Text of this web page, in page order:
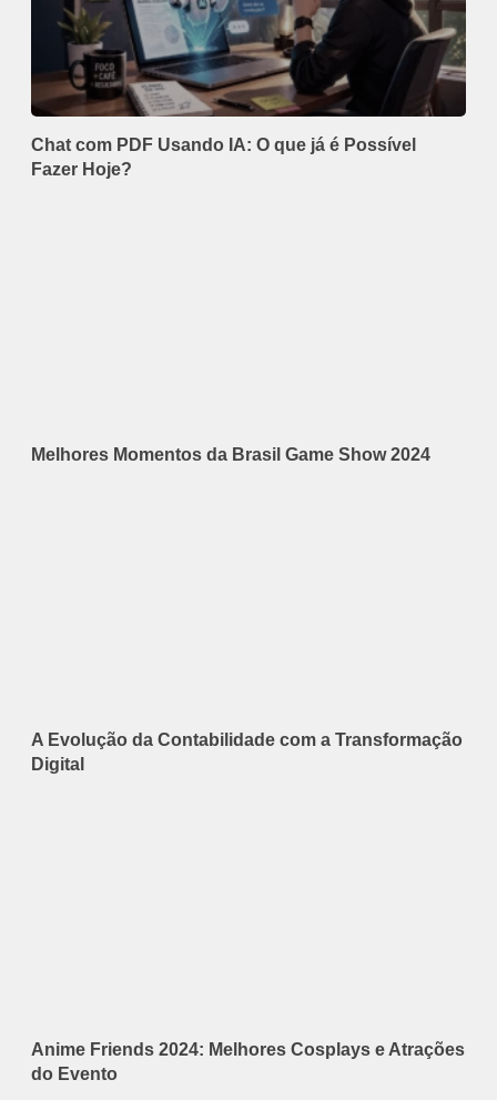
Chat com PDF Usando IA: O que já é Possível
Fazer Hoje?
Melhores Momentos da Brasil Game Show 2024
A Evolução da Contabilidade com a Transformação
Digital
Anime Friends 2024: Melhores Cosplays e Atrações
do Evento